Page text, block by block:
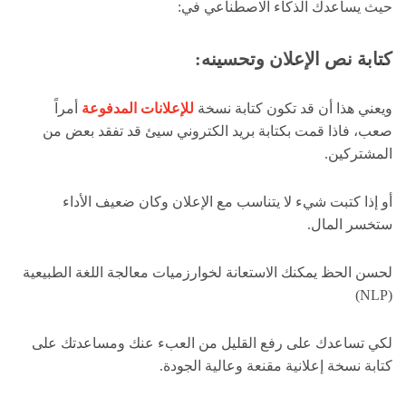
حيث يساعدك الذكاء الاصطناعي في:
كتابة نص الإعلان وتحسينه:
ويعني هذا أن قد تكون كتابة نسخة للإعلانات المدفوعة أمراً
صعب، فاذا قمت بكتابة بريد الكتروني سيئ قد تفقد بعض من
المشتركين.
أو إذا كتبت شيء لا يتناسب مع الإعلان وكان ضعيف الأداء
ستخسر المال.
لحسن الحظ يمكنك الاستعانة لخوارزميات معالجة اللغة الطبيعية
(NLP)
لكي تساعدك على رفع القليل من العبء عنك ومساعدتك على
كتابة نسخة إعلانية مقنعة وعالية الجودة.